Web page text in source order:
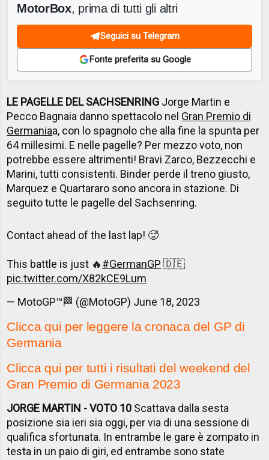
MotorBox, prima di tutti gli altri
Seguici su Telegram
Fonte preferita su Google
LE PAGELLE DEL SACHSENRING Jorge Martin e
Pecco Bagnaia danno spettacolo nel Gran Premio di
Germaniaa, con lo spagnolo che alla fine la spunta per
64 millesimi. E nelle pagelle? Per mezzo voto, non
potrebbe essere altrimenti! Bravi Zarco, Bezzecchi e
Marini, tutti consistenti. Binder perde il treno giusto,
Marquez e Quartararo sono ancora in stazione. Di
seguito tutte le pagelle del Sachsenring.
Contact ahead of the last lap! 🥵
This battle is just 🔥#GermanGP 🇩🇪
pic.twitter.com/X82kCE9Lum
— MotoGP™🏁 (@MotoGP) June 18, 2023
Clicca qui per leggere la cronaca del GP di
Germania
Clicca qui per tutti i risultati del weekend del
Gran Premio di Germania 2023
JORGE MARTIN - VOTO 10 Scattava dalla sesta
posizione sia ieri sia oggi, per via di una sessione di
qualifica sfortunata. In entrambe le gare è zompato in
testa in un paio di giri, ed entrambe sono state